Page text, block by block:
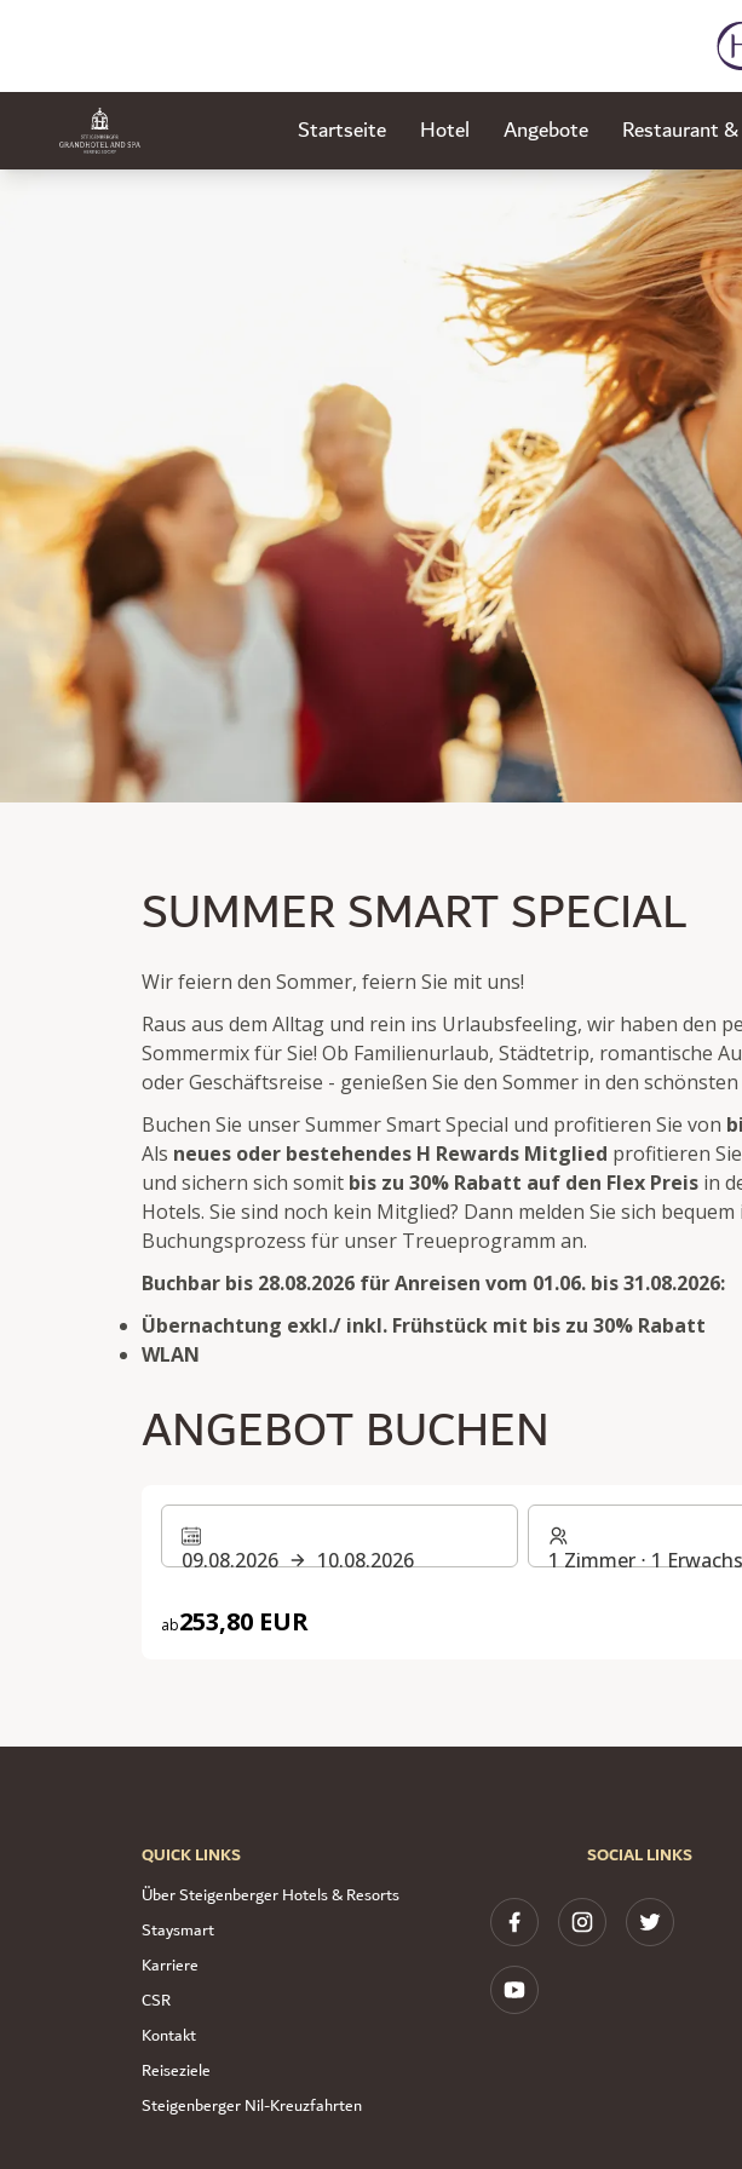
Startseite Hotel Angebote Restaurant
Mitglieder erhalten bis zu 30% Rabatt
Übernachtung exkl./ inkl. Frühstück
SUMMER SMART SPECIAL
Wir feiern den Sommer, feiern Sie mit uns!
Raus aus dem Alltag und rein ins Urlaubsfeeling, wir haben den
Sommermix für Sie! Ob Familienurlaub, Städtetrip, romantische
oder Geschäftsreise - genießen Sie den Sommer in den schönsten
Buchen Sie unser Summer Smart Special und profitieren Sie von
Als neues oder bestehendes H Rewards Mitglied profitieren
und sichern sich somit bis zu 30% Rabatt auf den Flex Preis in
Hotels. Sie sind noch kein Mitglied? Dann melden Sie sich bequem
Buchungsprozess für unser Treueprogramm an.
Buchbar bis 28.08.2026 für Anreisen vom 01.06. bis 31.08.2026:
Übernachtung exkl./ inkl. Frühstück mit bis zu 30% Rabatt
WLAN
ANGEBOT BUCHEN
09.08.2026 10.08.2026
ab253,80 EUR
1 Zimmer ⋅ 1
QUICK LINKS
Über Steigenberger Hotels & Resorts
Staysmart
Karriere
CSR
Kontakt
Reiseziele
Steigenberger Nil-Kreuzfahrten
SOCIAL LINKS